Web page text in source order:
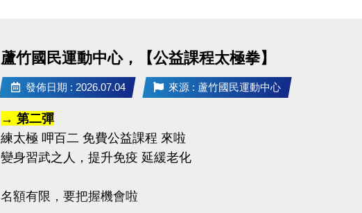
蘆竹國民運動中心，【公益課程太極拳】
發佈日期 : 2026.07.04 來源 : 蘆竹國民運動中心
→ 第二彈
練太極 呷百二 免費公益課程 來啦
變身習武之人，提升免疫 延緩老化
名額有限，要把握機會啦